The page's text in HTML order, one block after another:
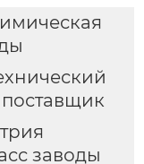
поставщик
заводы